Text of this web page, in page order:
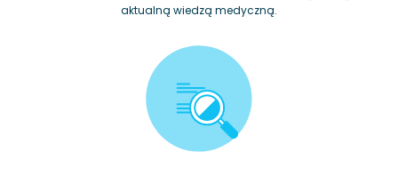
aktualną wiedzą medyczną.